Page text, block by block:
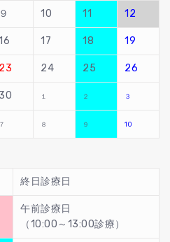
９ 10 11 12
17 18 19
23 24 25 26
30 １ ２ ３
７ ８ ９ 10
終日診療日
午前診療日
（10:00～13:00診療）